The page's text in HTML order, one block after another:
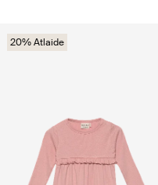
20% Atlaide